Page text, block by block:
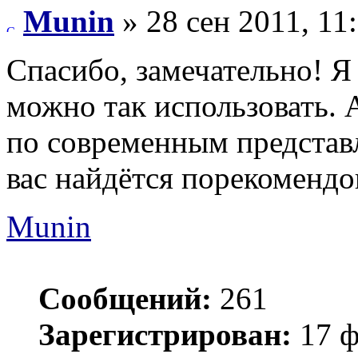
Munin » 28 сен 2011,
Спасибо, замечательно!
можно так
по современным
вас найдётся
Munin
Сообщений: 261
Зарегистрирован: 17